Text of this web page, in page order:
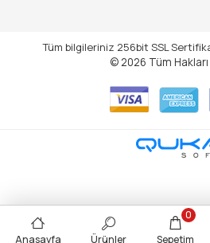
Tüm bilgileriniz 256bit SSL
© 2026 Tüm Hakları
Anasayfa Ürünler Sepetim
0